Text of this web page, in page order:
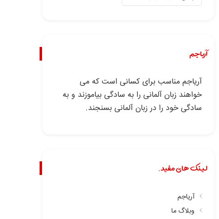
آریاجم
آریاجم مناسب برای کسانی است که می
خواهند زبان آلمانی را به سادگی بیاموزند و به
سادگی خود را در زبان آلمانی بسنجند.
لینک های مفید.
آریاجم
وبلاگ ما